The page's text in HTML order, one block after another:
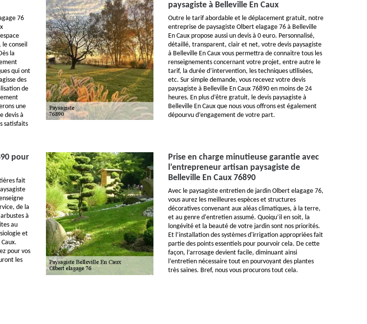
76
le conseil
la
qui ont
des
de
une
devis à
satisfaits
paysagiste à Belleville En Caux
Outre le tarif abordable et le déplacement gratuit, notre
entreprise de paysagiste Olbert elagage 76 à Belleville
En Caux propose aussi un devis à 0 euro. Personnalisé,
détaillé, transparent, clair et net, votre devis paysagiste
à Belleville En Caux vous permettra de connaitre tous les
renseignements concernant votre projet, entre autre le
tarif, la durée d’intervention, les techniques utilisées,
etc. Sur simple demande, vous recevez votre devis
paysagiste à Belleville En Caux 76890 en moins de 24
heures. En plus d’être gratuit, le devis paysagiste à
Belleville En Caux que nous vous offrons est également
dépourvu d’engagement de votre part.
pour
fait
de la
à
au
et
pour vos
les
Prise en charge minutieuse garantie avec
l’entrepreneur artisan paysagiste de
Belleville En Caux 76890
Avec le paysagiste entretien de jardin Olbert elagage 76,
vous aurez les meilleures espèces et structures
décoratives convenant aux aléas climatiques, à la terre,
et au genre d'entretien assumé. Quoiqu’il en soit, la
longévité et la beauté de votre jardin sont nos priorités.
Et l’installation des systèmes d'irrigation appropriées fait
partie des points essentiels pour pourvoir cela. De cette
façon, l’arrosage devient facile, diminuant ainsi
l’entretien nécessaire tout en pourvoyant des plantes
très saines. Bref, nous vous procurons tout cela.